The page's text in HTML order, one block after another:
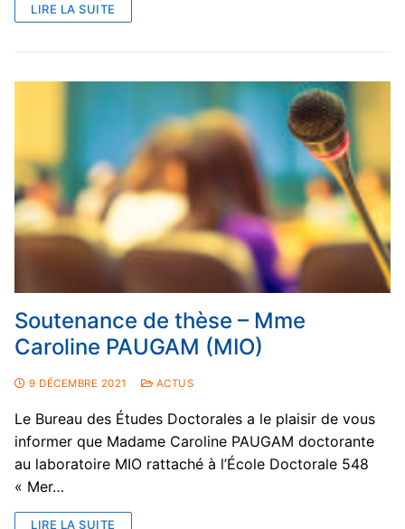
LIRE LA SUITE
Soutenance de thèse – Mme
Caroline PAUGAM (MIO)
9 DÉCEMBRE 2021 ACTUS
Le Bureau des Études Doctorales a le plaisir de vous
informer que Madame Caroline PAUGAM doctorante
au laboratoire MIO rattaché à l’École Doctorale 548
« Mer…
LIRE LA SUITE